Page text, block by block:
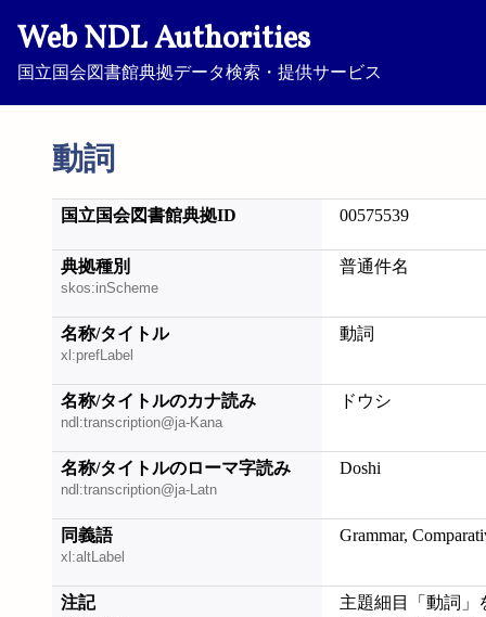
Web NDL Authorities
国立国会図書館典拠データ検索・提供サービス
動詞
国立国会図書館典拠ID 00575539
典拠種別
skos:inScheme
普通件名
名称/タイトル
xl:prefLabel
動詞
名称/タイトルのカナ読み
ndl:transcription@ja-Kana
ドウシ
名称/タイトルのローマ字読み
ndl:transcription@ja-Latn
Doshi
同義語
xl:altLabel
Grammar,
注記
主題細目「動詞」